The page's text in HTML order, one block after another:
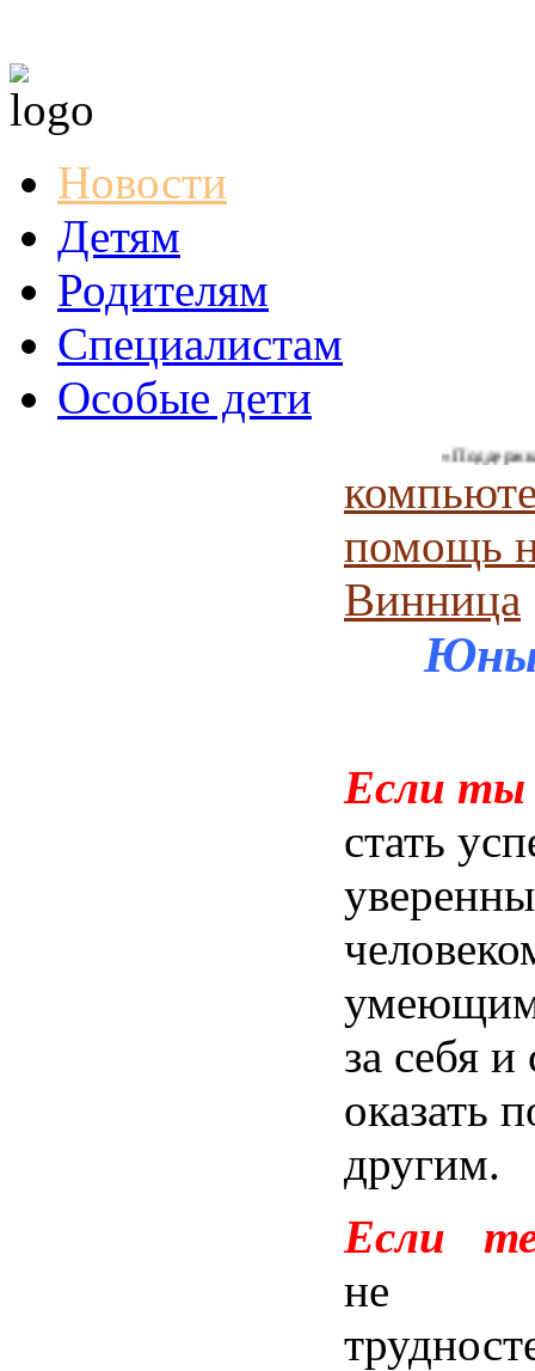
Новости
Детям
Родителям
Специалистам
Особые дети
«Поддержка и
помощь
Винница
Если ты
стать
умеющим
за себя
оказать
другим.
Если
не